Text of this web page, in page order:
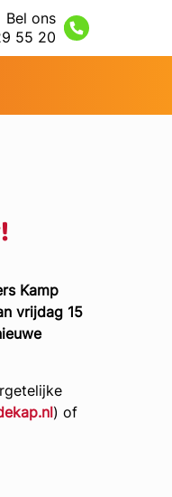
Bel ons
55 20
Kamp
vrijdag 15
) of